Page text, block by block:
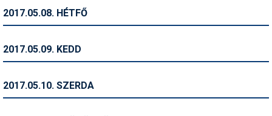
Pályázatok
2017.05.08. HÉTFŐ
2017.05.09. KEDD
2017.05.10. SZERDA